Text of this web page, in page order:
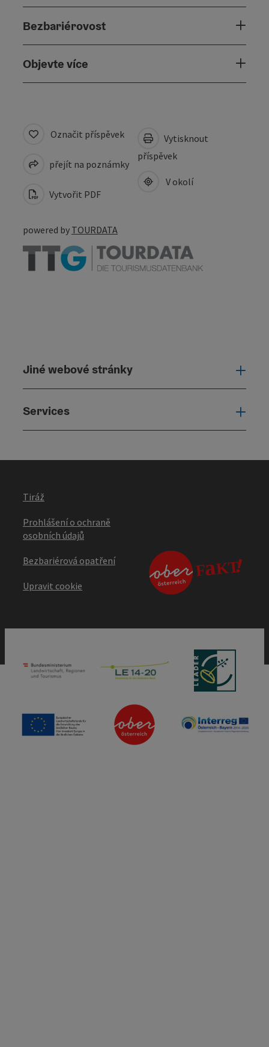
Bezbariérovost
Objevte více
Označit příspěvek
přejít na poznámky
Vytvořit PDF
Vytisknout
příspěvek
V okolí
powered by TOURDATA
Jiné webové stránky
Services
Tiráž
Prohlášení o ochraně
osobních údajů
Bezbariérová opatření
Upravit cookie